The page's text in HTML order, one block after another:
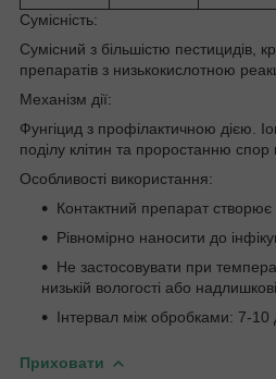
Сумісність:
Сумісний з більшістю пестицидів,
препаратів з низькокислотною
Механізм дії:
Фунгіцид з профілактичною дією.
поділу клітин та проростанню спор
Особливості використання:
Контактний препарат створює
Рівномірно наносити до
Не застосовувати при
низькій вологості або
Інтервал між обробками: 7-10
Приховати